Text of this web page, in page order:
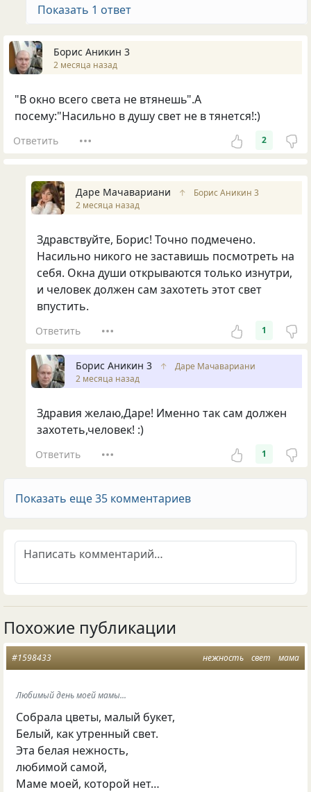
Показать 1 ответ
Борис Аникин 3
2 месяца назад
"В окно всего света не втянешь".А
посему:"Насильно в душу свет не в тянется!:)
Ответить 2
Даре Мачавариани ↑
Борис Аникин 3
2 месяца назад
Здравствуйте, Борис! Точно подмечено.
Насильно никого не заставишь посмотреть на
себя. Окна души открываются только изнутри,
и человек должен сам захотеть этот свет
впустить.
Ответить 1
Борис Аникин 3 ↑
Даре Мачавариани
2 месяца назад
Здравия желаю,Даре! Именно так сам должен
захотеть,человек! :)
Ответить 1
Показать еще 35 комментариев
Похожие публикации
нежность свет мама
#1598433
Любимый день моей мамы...
Собрала цветы, малый букет,
Белый, как утренный свет.
Эта белая нежность,
любимой самой,
Маме моей, которой нет…